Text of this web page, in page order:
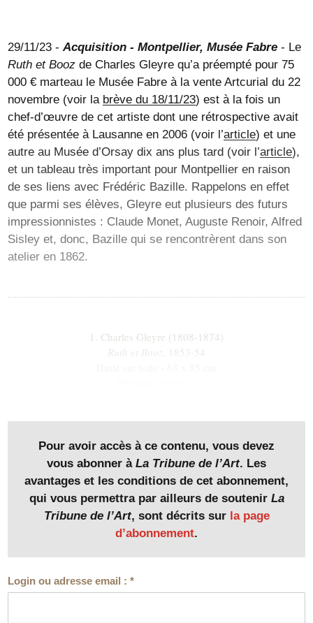
29/11/23 -Acquisition - Montpellier, Musée Fabre - Le
Ruth et Booz de Charles Gleyre qu’a préempté pour 75
000 € marteau le Musée Fabre à la vente Artcurial du 22
novembre (voir la brève du 18/11/23) est à la fois un
chef-d’œuvre de cet artiste dont une rétrospective avait
été présentée à Lausanne en 2006 (voir l’article) et une
autre au Musée d’Orsay dix ans plus tard (voir l’article),
et un tableau très important pour Montpellier en raison
de ses liens avec Frédéric Bazille. Rappelons en effet
que parmi ses élèves, Gleyre eut plusieurs des futurs
impressionnistes : Claude Monet, Auguste Renoir, Alfred
Sisley et, donc, Bazille qui se rencontrèrent dans son
atelier en 1862.
1. Charles Gleyre (1808-1874)
Ruth et Booz
, 1853-54
Pour avoir accès à ce contenu, vous devez
vous abonner à La Tribune de l’Art. Les
avantages et les conditions de cet abonnement,
qui vous permettra par ailleurs de soutenir La
Tribune de l’Art, sont décrits sur la page
d’abonnement.
Login ou adresse email :*